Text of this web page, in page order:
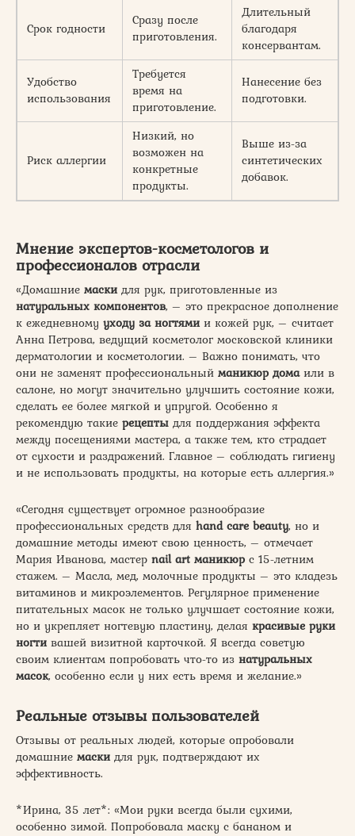
Срок годности
Сразу после
приготовления.
Длительный
благодаря
консервантам.
Удобство
использования
Требуется
время на
приготовление.
Нанесение без
подготовки.
Риск аллергии
Низкий, но
возможен на
конкретные
продукты.
Выше из-за
синтетических
добавок.
Мнение экспертов-косметологов и
профессионалов отрасли
«Домашние маскидля рук, приготовленные из
натуральных компонентов, – это прекрасное дополнение
к ежедневному уходу за ногтямии кожей рук, – считает
Анна Петрова, ведущий косметолог московской клиники
дерматологии и косметологии. – Важно понимать, что
они не заменят профессиональный маникюр домаили в
салоне, но могут значительно улучшить состояние кожи,
сделать ее более мягкой и упругой. Особенно я
рекомендую такие рецепты для поддержания эффекта
между посещениями мастера, а также тем, кто страдает
от сухости и раздражений. Главное – соблюдать гигиену
и не использовать продукты, на которые есть аллергия.»
«Сегодня существует огромное разнообразие
профессиональных средств для hand care beauty, но и
домашние методы имеют свою ценность, – отмечает
Мария Иванова, мастер nail art маникюр с 15-летним
стажем. – Масла, мед, молочные продукты – это кладезь
витаминов и микроэлементов. Регулярное применение
питательных масок не только улучшает состояние кожи,
но и укрепляет ногтевую пластину, делая красивые руки
ногтивашей визитной карточкой. Я всегда советую
своим клиентам попробовать что-то из натуральных
масок, особенно если у них есть время и желание.»
Реальные отзывы пользователей
Отзывы от реальных людей, которые опробовали
домашние маскидля рук, подтверждают их
эффективность.
*Ирина, 35 лет*: «Мои руки всегда были сухими,
особенно зимой. Попробовала маску с бананом и